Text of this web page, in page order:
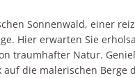
Sonnenwald, einer
Hier erwarten Sie
traumhafter Natur.
die malerischen Berge